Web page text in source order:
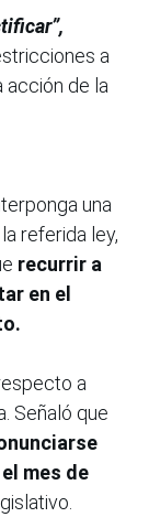
a
acción de la
una
referida ley,
recurrir a
en el
a
Señaló que
mes de